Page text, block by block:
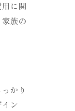
に関
族の
かり
ン